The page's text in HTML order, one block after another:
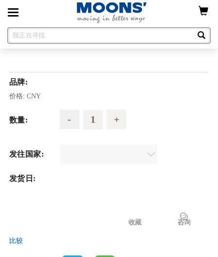
Toggle
navigation
品牌:
价格: CNY
数量:
发往国家:
发货日:
咨询
收藏
比较